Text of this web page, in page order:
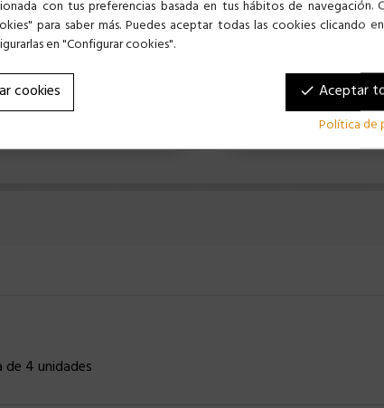
RUEDA TUBO 16X16 CM
de 4 unidades
con tus preferencias basada en tus hábitos de navegación.
para saber más. Puedes aceptar todas las cookies clicando
en "Configurar cookies".
done Aceptar
cookies
Política de